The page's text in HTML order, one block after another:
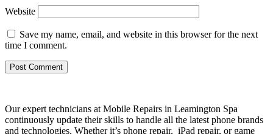
Website
Save my name, email, and website in this browser for the next
time I comment.
Our expert technicians at Mobile Repairs in Leamington Spa
continuously update their skills to handle all the latest phone brands
and technologies. Whether it’s phone repair, iPad repair, or game